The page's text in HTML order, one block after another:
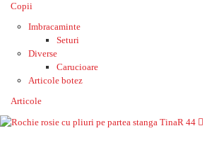
Copii
Imbracaminte
Seturi
Diverse
Carucioare
Articole botez
Articole